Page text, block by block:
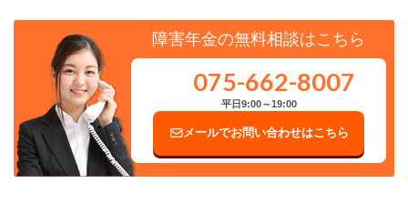
障害年金の無料相談はこちら
075-662-8007
平日9:00～19:00
メールでお問い合わせはこちら